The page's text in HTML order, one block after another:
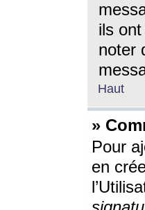
ils
noter
Haut
»
Pour
en